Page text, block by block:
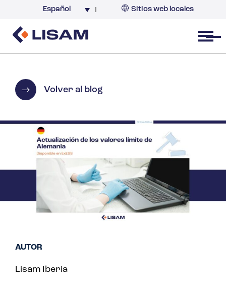
Español Sitios web locales
Open menu
Volver al blog
AUTOR
Lisam Iberia